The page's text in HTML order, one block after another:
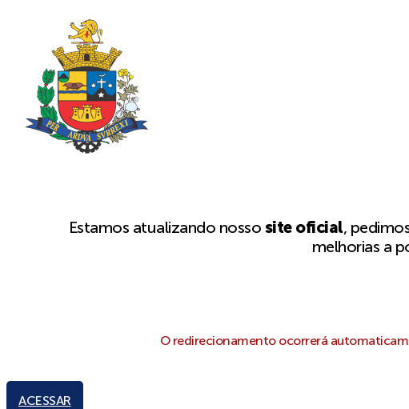
Estamos atualizando nosso site oficial,
melhorias a
O redirecionamento ocorrerá
ACESSAR